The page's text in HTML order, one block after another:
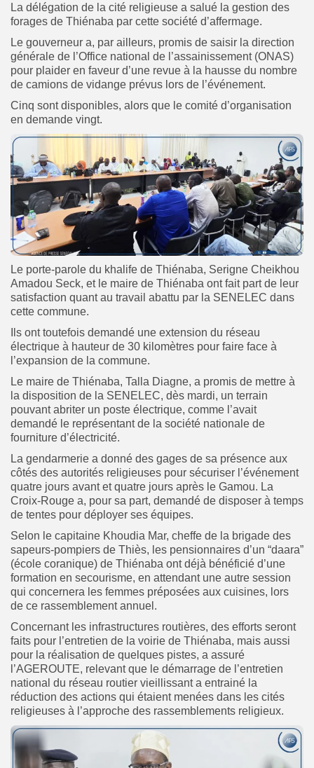
La délégation de la cité religieuse a salué la gestion des
forages de Thiénaba par cette société d’affermage.
Le gouverneur a, par ailleurs, promis de saisir la direction
générale de l’Office national de l’assainissement (ONAS)
pour plaider en faveur d’une revue à la hausse du nombre
de camions de vidange prévus lors de l’événement.
Cinq sont disponibles, alors que le comité d’organisation
en demande vingt.
Le porte-parole du khalife de Thiénaba, Serigne Cheikhou
Amadou Seck, et le maire de Thiénaba ont fait part de leur
satisfaction quant au travail abattu par la SENELEC dans
cette commune.
Ils ont toutefois demandé une extension du réseau
électrique à hauteur de 30 kilomètres pour faire face à
l’expansion de la commune.
Le maire de Thiénaba, Talla Diagne, a promis de mettre à
la disposition de la SENELEC, dès mardi, un terrain
pouvant abriter un poste électrique, comme l’avait
demandé le représentant de la société nationale de
fourniture d’électricité.
La gendarmerie a donné des gages de sa présence aux
côtés des autorités religieuses pour sécuriser l’événement
quatre jours avant et quatre jours après le Gamou. La
Croix-Rouge a, pour sa part, demandé de disposer à temps
de tentes pour déployer ses équipes.
Selon le capitaine Khoudia Mar, cheffe de la brigade des
sapeurs-pompiers de Thiès, les pensionnaires d’un “daara”
(école coranique) de Thiénaba ont déjà bénéficié d’une
formation en secourisme, en attendant une autre session
qui concernera les femmes préposées aux cuisines, lors
de ce rassemblement annuel.
Concernant les infrastructures routières, des efforts seront
faits pour l’entretien de la voirie de Thiénaba, mais aussi
pour la réalisation de quelques pistes, a assuré
l’AGEROUTE, relevant que le démarrage de l’entretien
national du réseau routier vieillissant a entrainé la
réduction des actions qui étaient menées dans les cités
religieuses à l’approche des rassemblements religieux.